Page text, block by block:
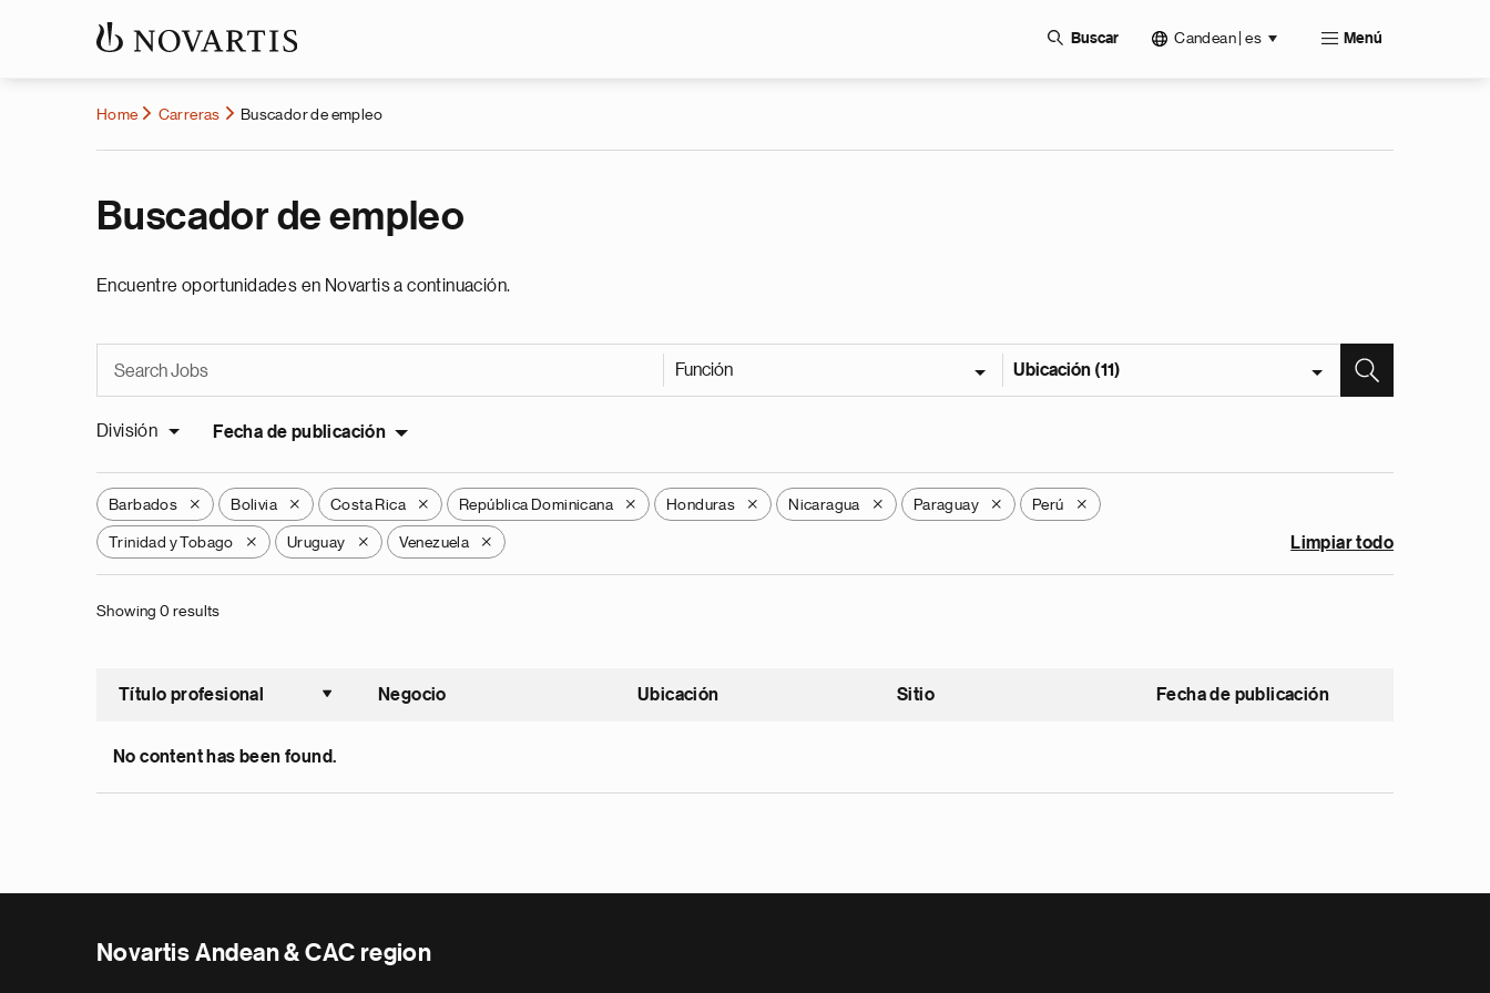
Buscar Candean | es Menú
Home Carreras Buscador de empleo
Buscador de empleo
Encuentre oportunidades en Novartis a continuación.
Función Ubicación (11)
División Fecha de publicación
Barbados X Bolivia X Costa Rica X República Dominicana X Honduras X Nicaragua X Paraguay X Perú X
Trinidad y Tobago X Uruguay X Venezuela X Limpiar todo
Showing 0 results
Título profesional
Ordenar ascendente
Negocio Ubicación Sitio Fecha de publicación
No content has been found.
Novartis Andean & CAC region